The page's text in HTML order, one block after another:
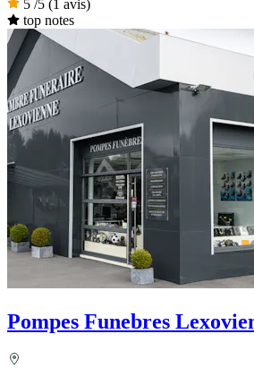
5 /5 (1 avis)
top notes
Pompes Funebres